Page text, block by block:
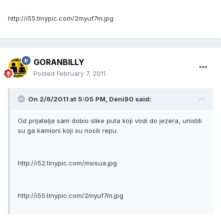
http://i55.tinypic.com/2myuf7m.jpg
GORANBILLY
Posted February 7, 2011
On 2/6/2011 at 5:05 PM, Deni90 said:
Od prijatelja sam dobio slike puta koji vodi do jezera, unistili
su ga kamioni koji su nosili repu.
http://i52.tinypic.com/msisua.jpg
http://i55.tinypic.com/2myuf7m.jpg